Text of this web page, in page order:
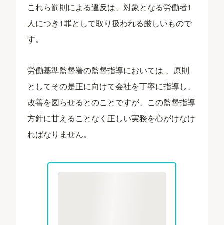
これら罰則による違反は、対象となる労働者1
人につき1罪として取り扱われる厳しいもので
す。
労働基準監督署の監督指導においては 、原則
としてその是正に向けて会社を丁寧に指導し、
改善を図らせるとのことですが、この監督指導
方針に甘えることなく正しい実務を心がけなけ
ればなりません。